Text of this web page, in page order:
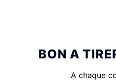
BON A
A chaque